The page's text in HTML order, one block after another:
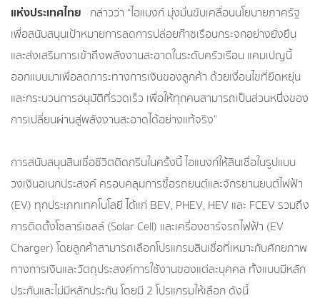
แห่งประเทศไทย
กล่าวว่า “ไอแบงก์ มุ่งมั่นขับเคลื่อนนโยบายภาครัฐ
เพื่อสนับสนุนเป้าหมายการลดการปล่อยก๊าซเรือนกระจกอย่างยั่งยืน
และส่งเสริมการเข้าถึงพลังงานสะอาดในระดับครัวเรือน แคมเปญนี้
ออกแบบมาเพื่อลดภาระทางการเงินของลูกค้า ด้วยเงื่อนไขที่ยืดหยุ่น
และกระบวนการอนุมัติที่รวดเร็ว เพื่อให้ทุกคนสามารถเป็นส่วนหนึ่งของ
การเปลี่ยนผ่านสู่พลังงานสะอาดได้อย่างแท้จริง”
การสนับสนุนสินเชื่อชีวิตติดกรีนในครั้งนี้ ไอแบงก์ให้สินเชื่อในรูปแบบ
วงเงินอเนกประสงค์ ครอบคลุมการซื้อรถยนต์และจักรยานยนต์ไฟฟ้า
(EV) ทุกประเภทเทคโนโลยี ได้แก่ BEV, PHEV, HEV และ FCEV รวมถึง
การติดตั้งโซลาร์เซลล์ (Solar Cell) และเครื่องชาร์จรถไฟฟ้า (EV
Charger) โดยลูกค้าสามารถเลือกโปรแกรมสินเชื่อที่เหมาะกับศักยภาพ
ทางการเงินและวัตถุประสงค์การใช้งานของแต่ละบุคคล ทั้งแบบมีหลัก
ประกันและไม่มีหลักประกัน โดยมี 2 โปรแกรมให้เลือก ดังนี้